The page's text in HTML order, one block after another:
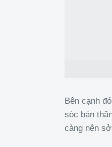
Bên cạnh
sóc bản
càng nên